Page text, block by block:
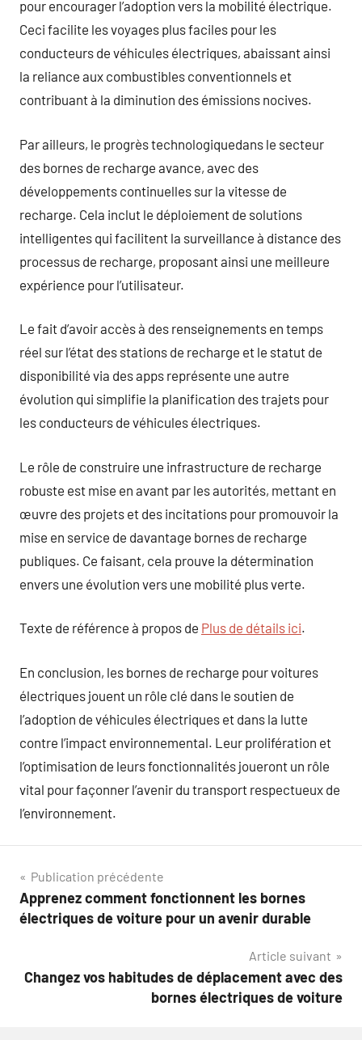
pour encourager l’adoption vers la mobilité électrique.
Ceci facilite les voyages plus faciles pour les
conducteurs de véhicules électriques, abaissant ainsi
la reliance aux combustibles conventionnels et
contribuant à la diminution des émissions nocives.
Par ailleurs, le progrès technologiquedans le secteur
des bornes de recharge avance, avec des
développements continuelles sur la vitesse de
recharge. Cela inclut le déploiement de solutions
intelligentes qui facilitent la surveillance à distance des
processus de recharge, proposant ainsi une meilleure
expérience pour l’utilisateur.
Le fait d’avoir accès à des renseignements en temps
réel sur l’état des stations de recharge et le statut de
disponibilité via des apps représente une autre
évolution qui simplifie la planification des trajets pour
les conducteurs de véhicules électriques.
Le rôle de construire une infrastructure de recharge
robuste est mise en avant par les autorités, mettant en
œuvre des projets et des incitations pour promouvoir la
mise en service de davantage bornes de recharge
publiques. Ce faisant, cela prouve la détermination
envers une évolution vers une mobilité plus verte.
Texte de référence à propos de Plus de détails ici.
En conclusion, les bornes de recharge pour voitures
électriques jouent un rôle clé dans le soutien de
l’adoption de véhicules électriques et dans la lutte
contre l’impact environnemental. Leur prolifération et
l’optimisation de leurs fonctionnalités joueront un rôle
vital pour façonner l’avenir du transport respectueux de
l’environnement.
Navigation
de
Publication précédente
Apprenez comment fonctionnent les bornes
électriques de voiture pour un avenir durable
Article suivant
Changez vos habitudes de déplacement avec des
bornes électriques de voiture